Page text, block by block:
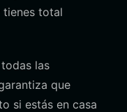
tienes total
las
que
si estás en casa